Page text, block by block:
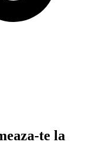
te la